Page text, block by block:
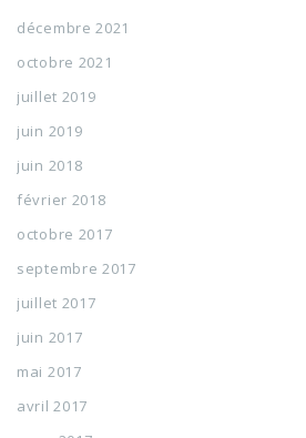
décembre 2021
octobre 2021
juillet 2019
juin 2019
juin 2018
février 2018
octobre 2017
septembre 2017
juillet 2017
juin 2017
mai 2017
avril 2017